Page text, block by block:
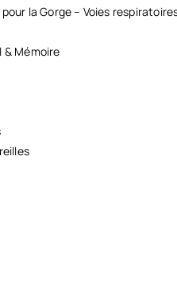
la Gorge – Voies
& Mémoire